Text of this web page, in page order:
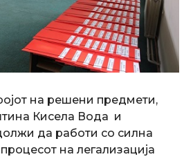
на решени предмети,
Кисела Вода и
да работи со силна
на легализација